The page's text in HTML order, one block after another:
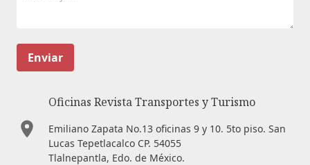
Enviar
Oficinas Revista Transportes y Turismo
Emiliano Zapata No.13 oficinas 9 y 10. 5to piso. San
Lucas Tepetlacalco CP. 54055
Tlalnepantla, Edo. de México.